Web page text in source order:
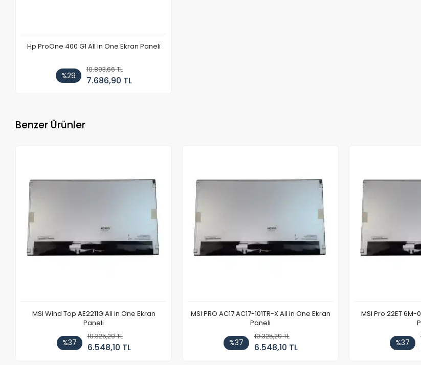
Hp ProOne 400 G1 All in One Ekran Paneli
%29
10.893,66 TL
7.686,90 TL
Benzer Ürünler
MSI Wind Top AE2211G All in One Ekran
Paneli
%37
10.325,29 TL
6.548,10 TL
MSI PRO AC17 AC17-101TR-X All in One Ekran
Paneli
%37
10.325,29 TL
6.548,10 TL
MSI Pro 22ET 6M-
%37